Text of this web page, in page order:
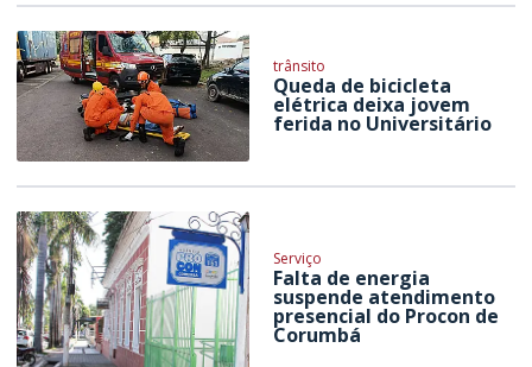
trânsito
Queda de bicicleta
elétrica deixa jovem
ferida no Universitário
Serviço
Falta de energia
suspende atendimento
presencial do Procon de
Corumbá